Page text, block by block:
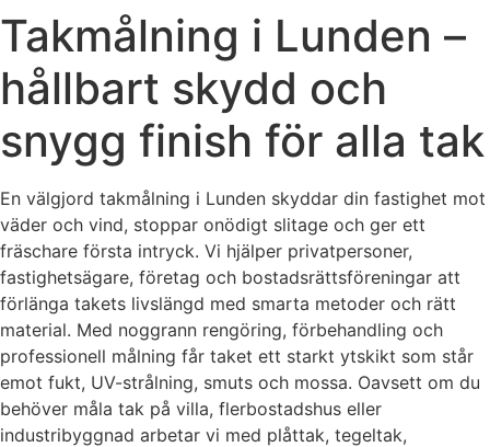
Takmålning i Lunden –
hållbart skydd och
snygg finish för alla tak
En välgjord takmålning i Lunden skyddar din fastighet mot
väder och vind, stoppar onödigt slitage och ger ett
fräschare första intryck. Vi hjälper privatpersoner,
fastighetsägare, företag och bostadsrättsföreningar att
förlänga takets livslängd med smarta metoder och rätt
material. Med noggrann rengöring, förbehandling och
professionell målning får taket ett starkt ytskikt som står
emot fukt, UV-strålning, smuts och mossa. Oavsett om du
behöver måla tak på villa, flerbostadshus eller
industribyggnad arbetar vi med plåttak, tegeltak,